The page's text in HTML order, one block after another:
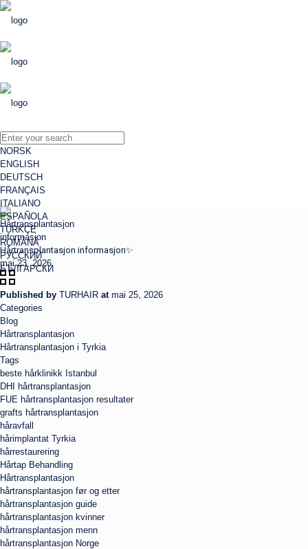
NORSK
ENGLISH
DEUTSCH
FRANÇAIS
ITALIANO
ESPAÑOLA
TÜRKÇE
ROMÂNĂ
РУССКИЙ
БЪЛГАРСКИ
Hårtransplantasjon informasjon✨
mai 23, 2026
Published by TURHAIR at mai 25, 2026
Categories
Blog
Hårtransplantasjon
Hårtransplantasjon i Tyrkia
Tags
beste hårklinikk Istanbul
DHI hårtransplantasjon
FUE hårtransplantasjon resultater
grafts hårtransplantasjon
håravfall
hårimplantat Tyrkia
hårrestaurering
Hårtap Behandling
Hårtransplantasjon
hårtransplantasjon før og etter
hårtransplantasjon guide
hårtransplantasjon kvinner
hårtransplantasjon menn
hårtransplantasjon Norge